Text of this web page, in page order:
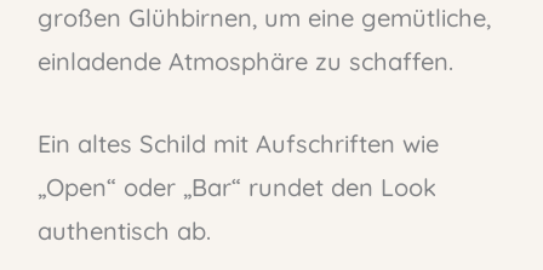
großen Glühbirnen, um eine gemütliche,
einladende Atmosphäre zu schaffen.
Ein altes Schild mit Aufschriften wie
„Open“ oder „Bar“ rundet den Look
authentisch ab.